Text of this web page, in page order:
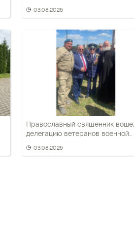
03.08.2026
Православный священник
делегацию ветеранов военной
03.08.2026